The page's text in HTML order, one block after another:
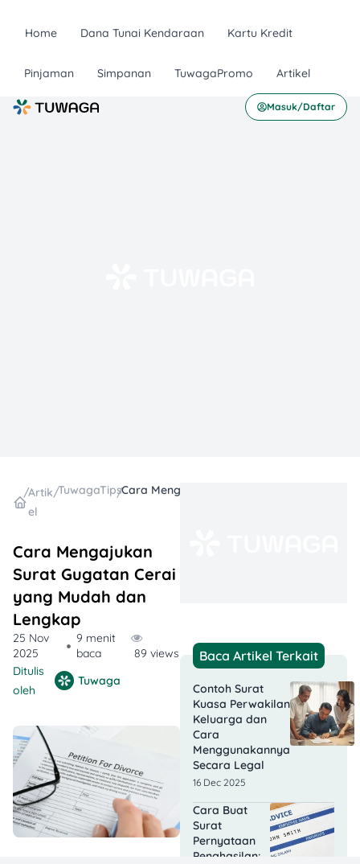
Home Dana Tunai Kendaraan Kartu Kredit
Pinjaman Simpanan TuwagaPromo Artikel
Masuk/Daftar
/Artik
el
/TuwagaTips
/
Cara Mengajukan
Surat Gugatan Cerai
yang Mudah dan
Lengkap
25 Nov
2025
9 menit
baca
89 views
Ditulis
oleh
Tuwaga
Baca Artikel Terkait
Contoh Surat
Kuasa Perwakilan
Keluarga dan
Cara
Menggunakannya
Secara Legal
16 Dec 2025
Cara Buat
Surat
Pernyataan
Penghasilan: